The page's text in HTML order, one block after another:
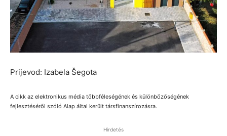
Prijevod: Izabela Šegota
A cikk az elektronikus média többféleségének és különbözőségének
fejlesztéséről szóló Alap által került társfinanszírozásra.
Hirdetés